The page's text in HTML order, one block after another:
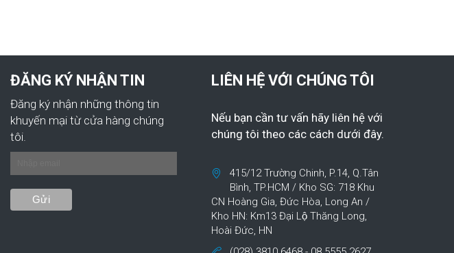
ĐĂNG KÝ NHẬN TIN
Đăng ký nhận những thông tin
khuyến mại từ cửa hàng chúng
tôi.
LIÊN HỆ VỚI CHÚNG TÔI
Nếu bạn cần tư vấn hãy liên hệ với
chúng tôi theo các cách dưới đây.
415/12 Trường Chinh, P.14, Q.Tân
Bình, TP.HCM / Kho SG: 718 Khu
CN Hoàng Gia, Đức Hòa, Long An /
Kho HN: Km13 Đại Lộ Thăng Long,
Hoài Đức, HN